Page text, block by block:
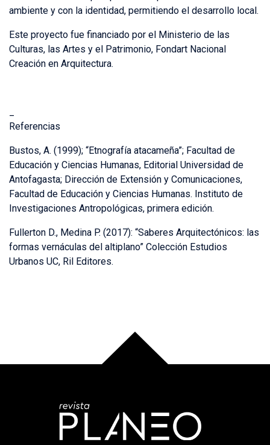
ambiente y con la identidad, permitiendo el desarrollo local.
Este proyecto fue financiado por el Ministerio de las
Culturas, las Artes y el Patrimonio, Fondart Nacional
Creación en Arquitectura.
Referencias
Bustos, A. (1999); “Etnografía atacameña”; Facultad de
Educación y Ciencias Humanas, Editorial Universidad de
Antofagasta; Dirección de Extensión y Comunicaciones,
Facultad de Educación y Ciencias Humanas. Instituto de
Investigaciones Antropológicas, primera edición.
Fullerton D., Medina P. (2017): “Saberes Arquitectónicos: las
formas vernáculas del altiplano” Colección Estudios
Urbanos UC, Ril Editores.